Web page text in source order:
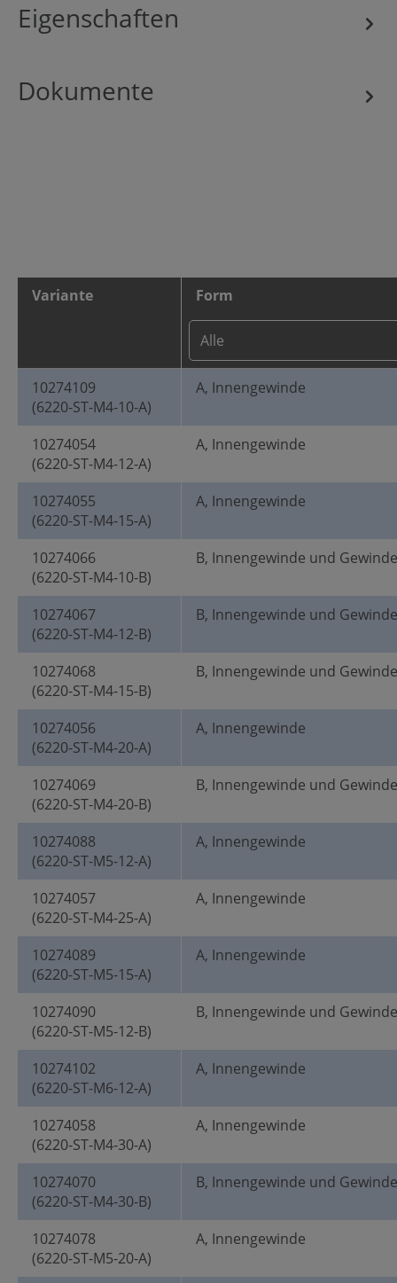
Eigenschaften
Dokumente
Variante Form
10274109
(6220-ST-M4-10-A)
A, Innengewinde
10274054
(6220-ST-M4-12-A)
A, Innengewinde
10274055
(6220-ST-M4-15-A)
A, Innengewinde
10274066
(6220-ST-M4-10-B)
B, Innengewinde und
10274067
(6220-ST-M4-12-B)
B, Innengewinde und
10274068
(6220-ST-M4-15-B)
B, Innengewinde und
10274056
(6220-ST-M4-20-A)
A, Innengewinde
10274069
(6220-ST-M4-20-B)
B, Innengewinde und
10274088
(6220-ST-M5-12-A)
A, Innengewinde
10274057
(6220-ST-M4-25-A)
A, Innengewinde
10274089
(6220-ST-M5-15-A)
A, Innengewinde
10274090
(6220-ST-M5-12-B)
B, Innengewinde und
10274102
(6220-ST-M6-12-A)
A, Innengewinde
10274058
(6220-ST-M4-30-A)
A, Innengewinde
10274070
(6220-ST-M4-30-B)
B, Innengewinde und
10274078
(6220-ST-M5-20-A)
A, Innengewinde